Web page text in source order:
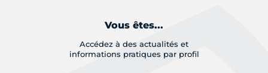
Vous êtes...
Accédez à des actualités et
informations pratiques par profil